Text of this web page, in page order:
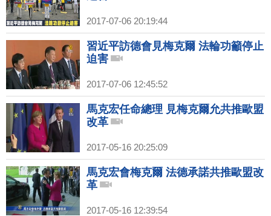
2017-07-06 20:19:44
習近平訪德會見梅克爾 法輪功籲停止
迫害
2017-07-06 12:45:52
馬克宏任命總理 見梅克爾允共推歐盟
改革
2017-05-16 20:25:09
馬克宏會梅克爾 法德承諾共推歐盟改
革
2017-05-16 12:39:54